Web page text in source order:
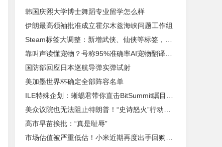
韩国庆熙大学博士舞蹈专业留学怎么样
伊朗最高领袖批准成立霍尔木兹海峡问题工作组
靠叫声读懂宠物？号称95%准确率AI宠物翻译器引热议
国防部回应日本巡航导弹实弹试射
美加墨世界杯确定全部阵容名单
高市早苗挨批：“真是耻辱”